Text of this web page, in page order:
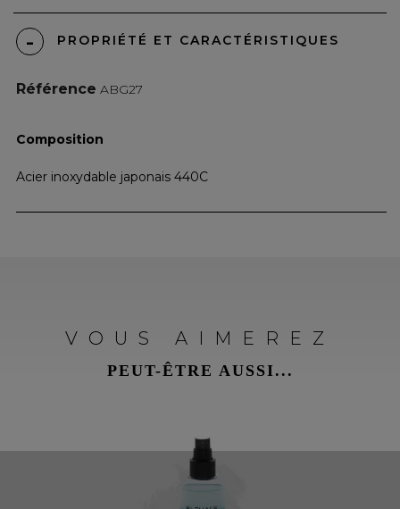
PROPRIÉTÉ ET CARACTÉRISTIQUES
Référence ABG27
Composition
Acier inoxydable japonais 440C
VOUS AIMEREZ
PEUT-ÊTRE AUSSI...